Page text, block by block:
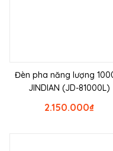
Đèn pha năng lượng
JINDIAN (JD-81000L)
₫
2.150.000